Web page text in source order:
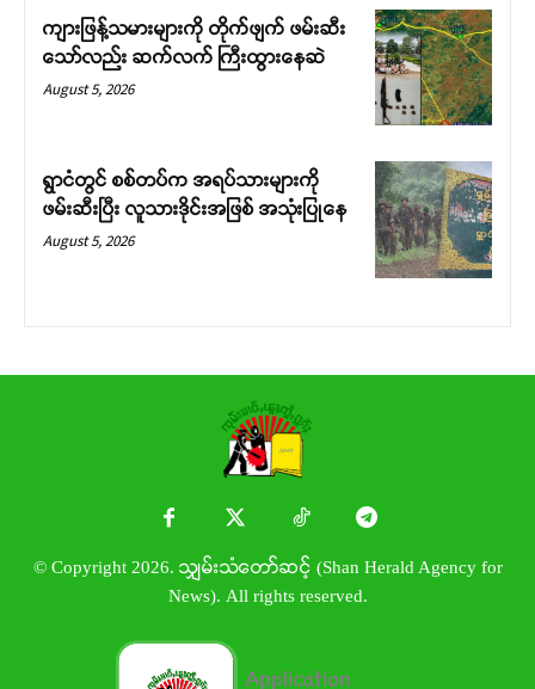
heard, every voice counts, and
justice can thrive.
ကျားဖြန့်သမားများကို တိုက်ဖျက် ဖမ်းဆီး
သော်လည်း ဆက်လက် ကြီးထွားနေဆဲ
August 5, 2026
ရွာငံတွင် စစ်တပ်က အရပ်သားများကို
ဖမ်းဆီးပြီး လူသားဒိုင်းအဖြစ် အသုံးပြုနေ
August 5, 2026
© Copyright 2026. သျှမ်းသံတော်ဆင့် (Shan Herald Agency for
News). All rights reserved.